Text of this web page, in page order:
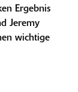
Ergebnis
Jeremy
wichtige